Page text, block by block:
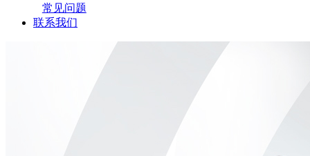
常见问题
联系我们